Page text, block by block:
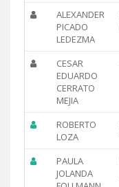
ALEXANDER
PICADO
LEDEZMA
CESAR
EDUARDO
CERRATO
MEJIA
ROBERTO
LOZA
PAULA
JOLANDA